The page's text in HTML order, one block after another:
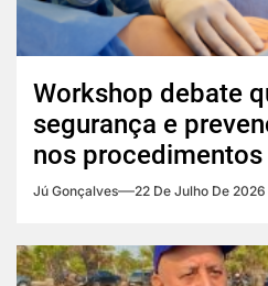
Workshop debate
segurança e
nos
Jú Gonçalves 22 De Julho De 2026